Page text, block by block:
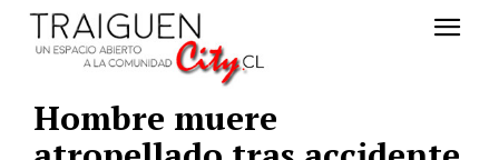
Hombre muere